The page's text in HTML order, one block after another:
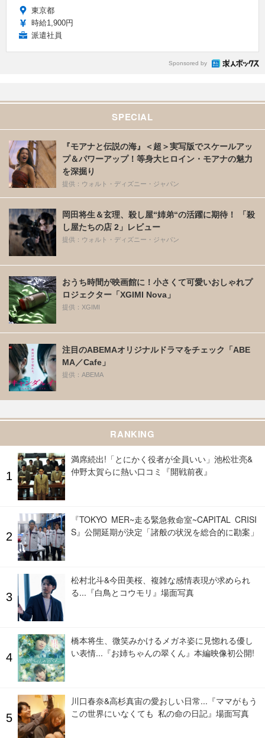
東京都
時給1,900円
派遣社員
Sponsored by
SPECIAL
『モアナと伝説の海』＜超＞実写版でスケールアッ
プ＆パワーアップ！等身大ヒロイン・モアナの魅力
を深掘り
提供：ウォルト・ディズニー・ジャパン
岡田将生＆玄理、殺し屋“姉弟“の活躍に期待！ 「殺
し屋たちの店 2」レビュー
提供：ウォルト・ディズニー・ジャパン
おうち時間が映画館に！小さくて可愛いおしゃれプ
ロジェクター「XGIMI Nova」
提供：XGIMI
注目のABEMAオリジナルドラマをチェック「ABE
MA／Cafe」
提供：ABEMA
RANKING
満席続出!「とにかく役者が全員いい」池松壮亮&
仲野太賀らに熱い口コミ『開戦前夜』
『TOKYO MER~走る緊急救命室~CAPITAL CRISI
S』公開延期が決定「諸般の状況を総合的に勘案」
松村北斗&今田美桜、複雑な感情表現が求められ
る...『白鳥とコウモリ』場面写真
橋本将生、微笑みかけるメガネ姿に見惚れる優し
い表情...『お姉ちゃんの翠くん』本編映像初公開!
川口春奈&高杉真宙の愛おしい日常...『ママがもう
この世界にいなくても 私の命の日記』場面写真